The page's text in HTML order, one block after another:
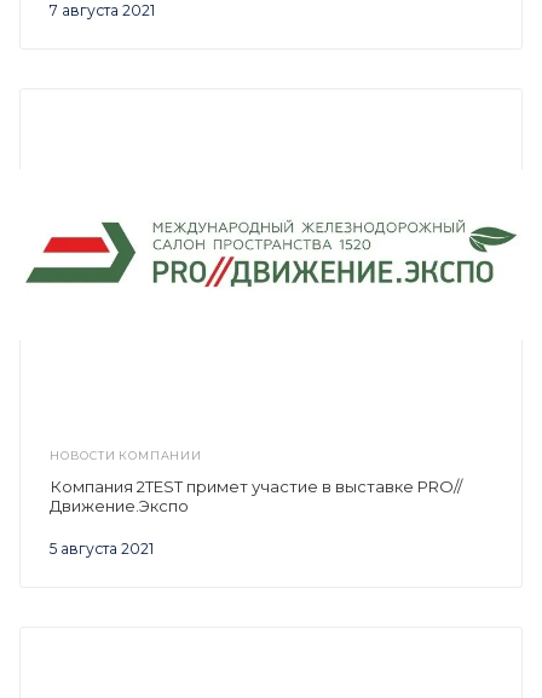
7 августа 2021
НОВОСТИ КОМПАНИИ
5 августа 2021
Компания 2TEST примет участие в выставке PRO//
Движение.Экспо